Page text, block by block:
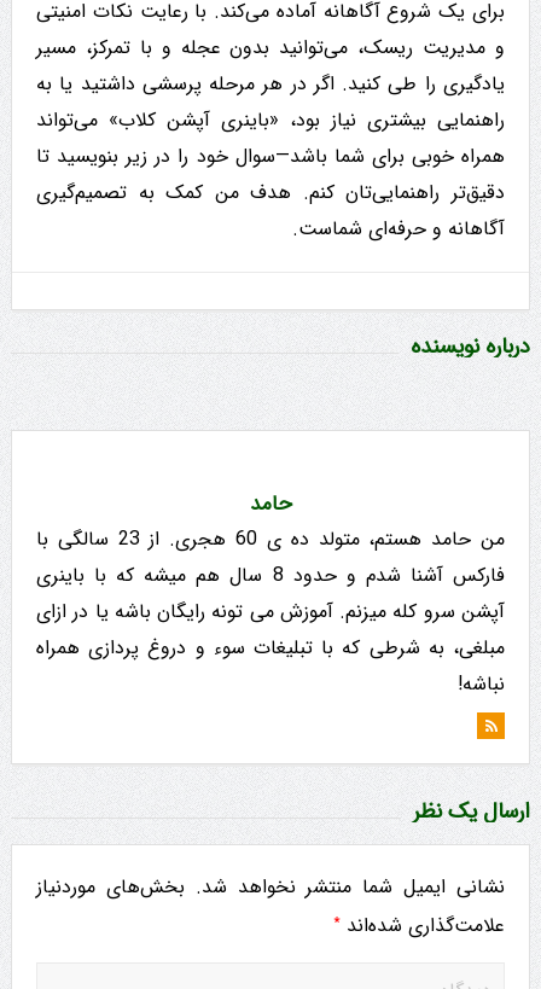
برای یک شروع آگاهانه آماده می‌کند. با رعایت نکات امنیتی
و مدیریت ریسک، می‌توانید بدون عجله و با تمرکز، مسیر
یادگیری را طی کنید. اگر در هر مرحله پرسشی داشتید یا به
راهنمایی بیشتری نیاز بود، «باینری آپشن کلاب» می‌تواند
همراه خوبی برای شما باشد—سوال خود را در زیر بنویسید تا
دقیق‌تر راهنمایی‌تان کنم. هدف من کمک به تصمیم‌گیری
آگاهانه و حرفه‌ای شماست.
درباره نویسنده
حامد
من حامد هستم، متولد ده ی 60 هجری. از 23 سالگی با
فارکس آشنا شدم و حدود 8 سال هم میشه که با باینری
آپشن سرو کله میزنم. آموزش می تونه رایگان باشه یا در ازای
مبلغی، به شرطی که با تبلیغات سوء و دروغ پردازی همراه
نباشه!
ارسال یک نظر
نشانی ایمیل شما منتشر نخواهد شد. بخش‌های موردنیاز
علامت‌گذاری شده‌اند *